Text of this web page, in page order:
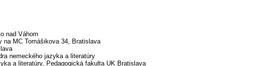
nad Váhom
na MC Tomášikova 34, Bratislava
nemeckého jazyka a literatúry
a literatúry, Pedagogická fakulta UK Bratislava